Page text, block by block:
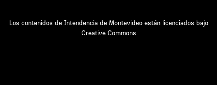
Los contenidos de Intendencia de Montevideo están licenciados bajo
Creative Commons